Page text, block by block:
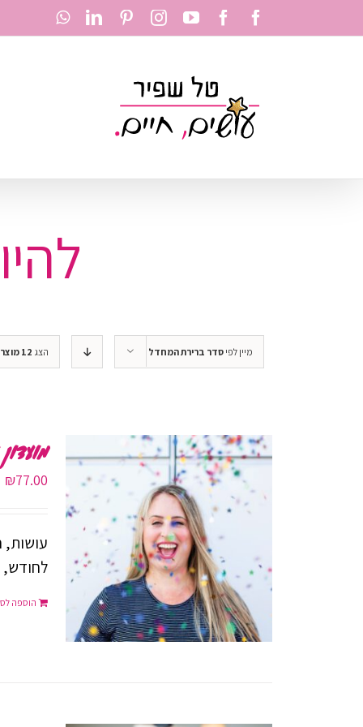
לתוכן
Facebook
Facebook
YouTube
Instagram
Pinterest
LinkedIn
מיין לפי סדר ברירת המחדל הצג 12 מוצרים
₪77.00
עושות,
לחודש,
הוספה